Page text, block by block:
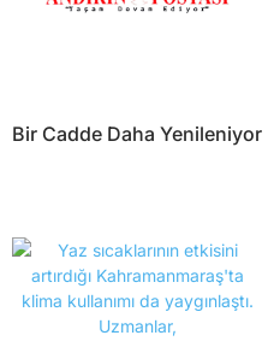
Bir Cadde Daha Yenileniyor